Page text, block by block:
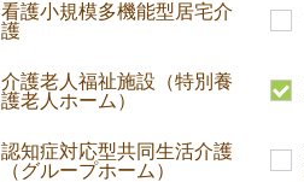
看護小規模多機能型居宅介
護
介護老人福祉施設（特別養
護老人ホーム）
認知症対応型共同生活介護
（グループホーム）